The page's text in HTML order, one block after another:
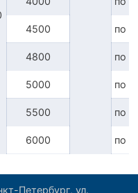
4500 по
4800 по
5000 по
5500 по
6000 по
Петербург, ул.